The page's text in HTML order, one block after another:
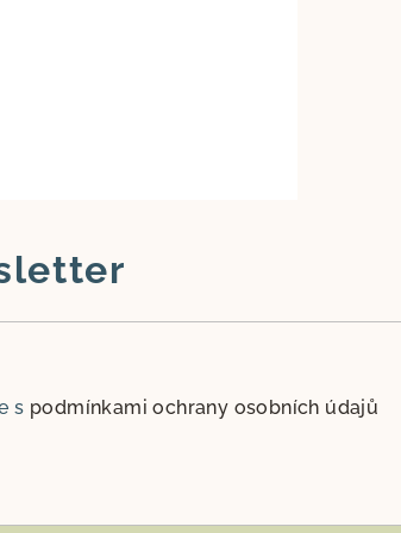
s podmínkami ochrany osobních údajů